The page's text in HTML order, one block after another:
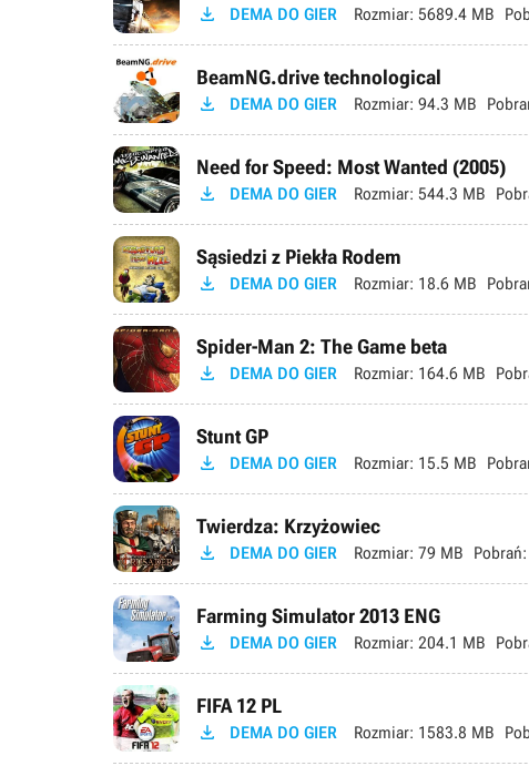
 DEMA DO GIER Rozmiar: 5689.4 MB
BeamNG.drive technological
 DEMA DO GIER Rozmiar: 94.3 MB
Need for Speed: Most Wanted (2005)
 DEMA DO GIER Rozmiar: 544.3 MB
Sąsiedzi z Piekła Rodem
 DEMA DO GIER Rozmiar: 18.6 MB
Spider-Man 2: The Game beta
 DEMA DO GIER Rozmiar: 164.6 MB
Stunt GP
 DEMA DO GIER Rozmiar: 15.5 MB
Twierdza: Krzyżowiec
 DEMA DO GIER Rozmiar: 79 MB Pobrań:
Farming Simulator 2013 ENG
 DEMA DO GIER Rozmiar: 204.1 MB
FIFA 12 PL
 DEMA DO GIER Rozmiar: 1583.8 MB